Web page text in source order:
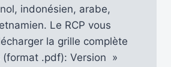
indonésien, arabe,
Le RCP vous
la grille complète
(format .pdf): Version »